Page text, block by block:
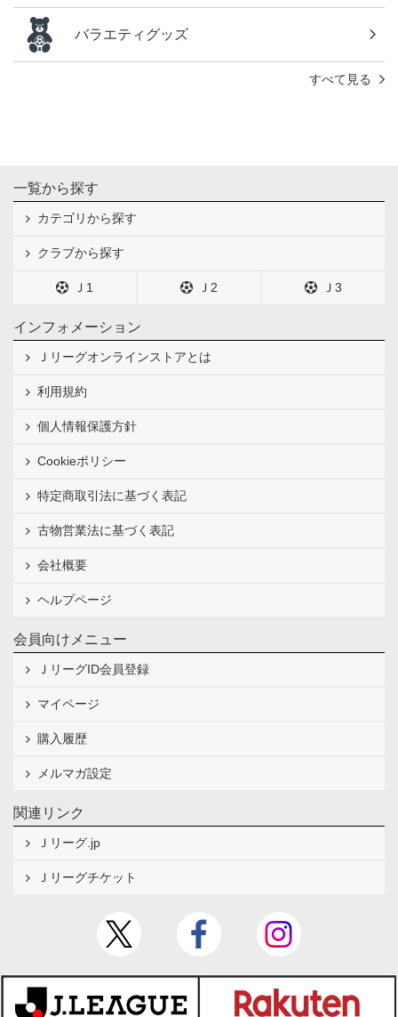
バラエティグッズ
すべて見る
一覧から探す
カテゴリから探す
クラブから探す
Ｊ1 Ｊ2 Ｊ3
インフォメーション
Ｊリーグオンラインストアとは
利用規約
個人情報保護方針
Cookieポリシー
特定商取引法に基づく表記
古物営業法に基づく表記
会社概要
ヘルプページ
会員向けメニュー
ＪリーグID会員登録
マイページ
購入履歴
メルマガ設定
関連リンク
Ｊリーグ.jp
Ｊリーグチケット